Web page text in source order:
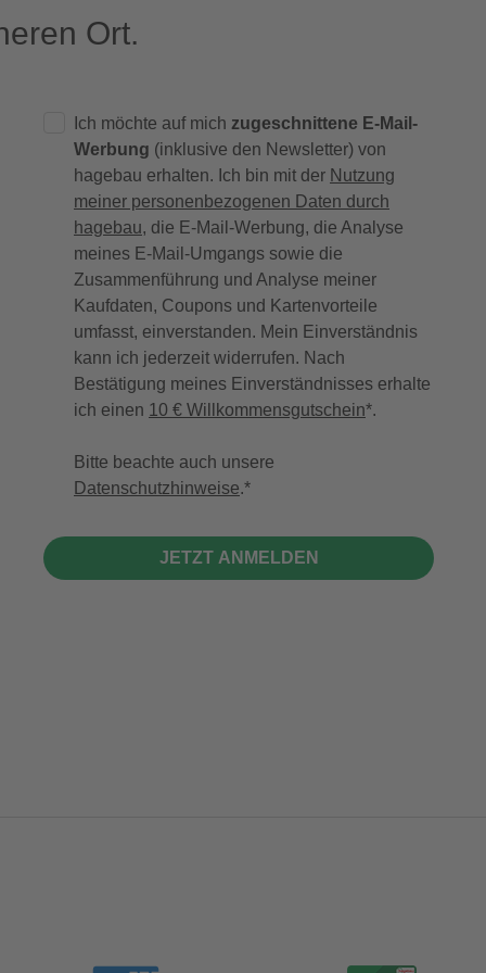
Ort.
Ich möchte auf mich zugeschnittene E-Mail-
Werbung (inklusive den Newsletter) von
hagebau erhalten. Ich bin mit der Nutzung
meiner personenbezogenen Daten durch
hagebau, die E-Mail-Werbung, die Analyse
meines E-Mail-Umgangs sowie die
Zusammenführung und Analyse meiner
Kaufdaten, Coupons und Kartenvorteile
umfasst, einverstanden. Mein Einverständnis
kann ich jederzeit widerrufen. Nach
Bestätigung meines Einverständnisses erhalte
ich einen 10 € Willkommensgutschein*.
Bitte beachte auch unsere
Datenschutzhinweise.
JETZT ANMELDEN